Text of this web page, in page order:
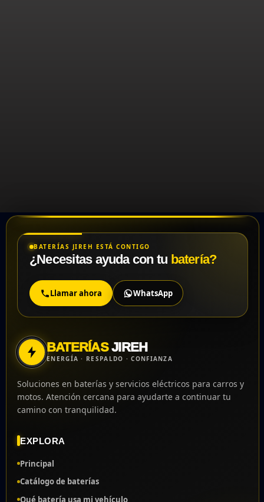
BATERÍAS JIREH ESTÁ CONTIGO
¿Necesitas ayuda con tu batería?
Llamar ahora WhatsApp
BATERÍASJIREH
ENERGÍA · RESPALDO · CONFIANZA
Soluciones en baterías y servicios eléctricos para carros y
motos. Atención cercana para ayudarte a continuar tu
camino con tranquilidad.
EXPLORA
Principal
Catálogo de baterías
Qué batería usa mi vehículo